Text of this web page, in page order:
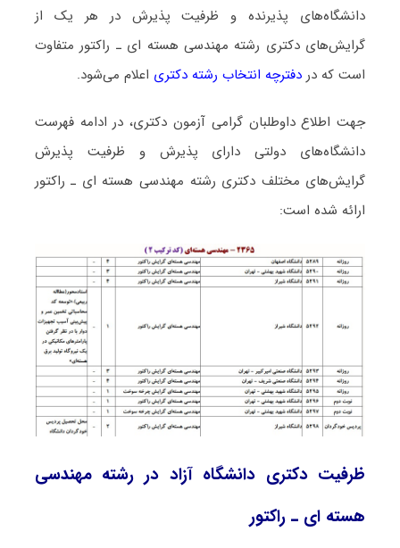
دانشگاه‌های پذیرنده و ظرفیت پذیرش در هر یک از
گرایش‌های دکتری رشته مهندسی هسته ای ـ راﻛﺘﻮر متفاوت
است که در دفترچه انتخاب رشته دکتری اعلام می‌شود.
جهت اطلاع داوطلبان گرامی آزمون دکتری، در ادامه فهرست
دانشگاه‌های دولتی دارای پذیرش و ظرفیت پذیرش
گرایش‌های مختلف دکتری رشته مهندسی هسته ای ـ راﻛﺘﻮر
ارائه شده است:
ظرفیت دکتری دانشگاه آزاد در رشته مهندسی
هسته ای ـ راﻛﺘﻮر